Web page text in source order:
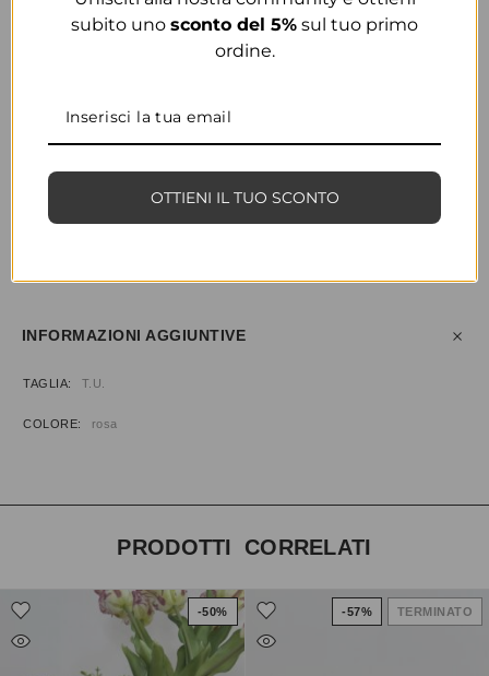
AGGIUNGI ALLA WISHLIST
INFORMAZIONI AGGIUNTIVE
TAGLIA T.U.
COLORE rosa
PRODOTTI CORRELATI
-50% -57% TERMINATO
subito uno sconto del 5% sul tuo primo
ordine.
OTTIENI IL TUO SCONTO